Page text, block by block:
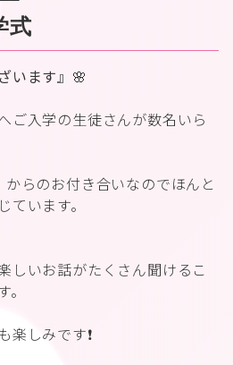
式
います』🌸
ご入学の生徒さんが数名いら
らのお付き合いなのでほんと
います。
しいお話がたくさん聞けるこ
楽しみです❗️